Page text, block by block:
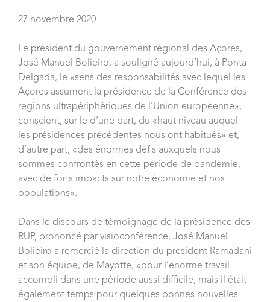
27 novembre 2020
Le président du gouvernement régional des Açores,
José Manuel Bolieiro, a souligné aujourd’hui, à Ponta
Delgada, le «sens des responsabilités avec lequel les
Açores assument la présidence de la Conférence des
régions ultrapériphériques de l’Union européenne»,
conscient, sur le d’une part, du «haut niveau auquel
les présidences précédentes nous ont habitués» et,
d’autre part, «des énormes défis auxquels nous
sommes confrontés en cette période de pandémie,
avec de forts impacts sur notre économie et nos
populations».
Dans le discours de témoignage de la présidence des
RUP, prononcé par visioconférence, José Manuel
Bolieiro a remercié la direction du président Ramadani
et son équipe, de Mayotte, «pour l’énorme travail
accompli dans une période aussi difficile, mais il était
également temps pour quelques bonnes nouvelles